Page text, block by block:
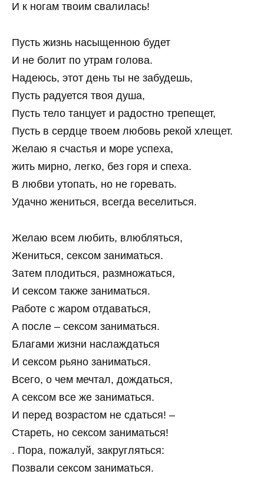
И к ногам твоим свалилась!
Пусть жизнь насыщенною будет
И не болит по утрам голова.
Надеюсь, этот день ты не забудешь,
Пусть радуется твоя душа,
Пусть тело танцует и радостно трепещет,
Пусть в сердце твоем любовь рекой хлещет.
Желаю я счастья и море успеха,
жить мирно, легко, без горя и спеха.
В любви утопать, но не горевать.
Удачно жениться, всегда веселиться.
Желаю всем любить, влюбляться,
Жениться, сексом заниматься.
Затем плодиться, размножаться,
И сексом также заниматься.
Работе с жаром отдаваться,
А после – сексом заниматься.
Благами жизни наслаждаться
И сексом рьяно заниматься.
Всего, о чем мечтал, дождаться,
А сексом все же заниматься.
И перед возрастом не сдаться! –
Стареть, но сексом заниматься!
. Пора, пожалуй, закругляться:
Позвали сексом заниматься.